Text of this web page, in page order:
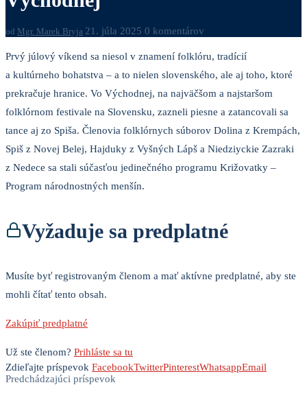
od Mgr. Marek Bryja 21. júla 2025 0 komentárov
Prvý júlový víkend sa niesol v znamení folklóru, tradícií
a kultúrneho bohatstva – a to nielen slovenského, ale aj toho, ktoré
prekračuje hranice. Vo Východnej, na najväčšom a najstaršom
folklórnom festivale na Slovensku, zazneli piesne a zatancovali sa
tance aj zo Spiša. Členovia folklórnych súborov Dolina z Krempách,
Spiš z Novej Belej, Hajduky z Vyšných Lápš a Niedziyckie Zazraki
z Nedece sa stali súčasťou jedinečného programu Križovatky –
Program národnostných menšín.
Vyžaduje sa predplatné
Musíte byť registrovaným členom a mať aktívne predplatné, aby ste
mohli čítať tento obsah.
Zakúpiť predplatné
Už ste členom? Prihláste sa tu
Zdieľajte príspevok FacebookTwitterPinterestWhatsappEmail
Predchádzajúci príspevok